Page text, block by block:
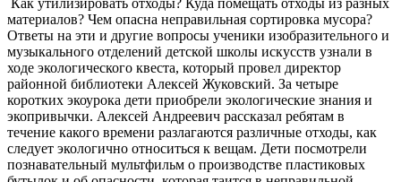
материалов? Чем опасна неправильная сортировка мусора?
Ответы на эти и другие вопросы ученики изобразительного и
музыкального отделений детской школы искусств узнали в
ходе экологического квеста, который провел директор
районной библиотеки Алексей Жуковский. За четыре
коротких экоурока дети приобрели экологические знания и
экопривычки. Алексей Андреевич рассказал ребятам в
течение какого времени разлагаются различные отходы, как
следует экологично относиться к вещам. Дети посмотрели
познавательный мультфильм о производстве пластиковых